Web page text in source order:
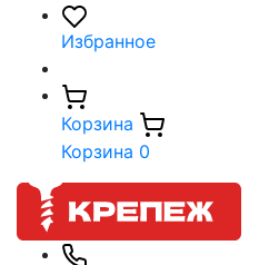
Избранное
Корзина
Корзина 0